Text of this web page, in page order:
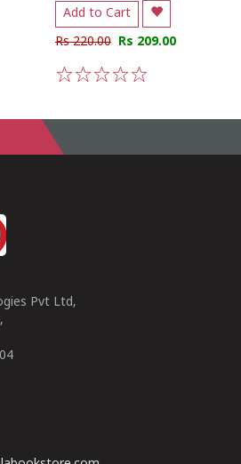
Add to Cart
Rs 220.00 Rs 209.00
Pvt Ltd,